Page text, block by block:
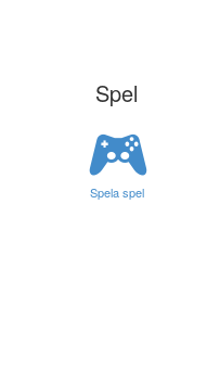
Spel
Spela spel